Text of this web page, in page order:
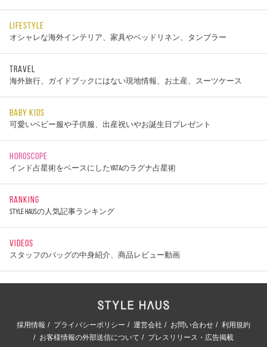
LIFESTYLE
オシャレな海外インテリア、家具やベッドリネン、タンブラー
TRAVEL
海外旅行、ガイドブックにはない現地情報、お土産、スーツケース
BABY KIDS
可愛いベビー服や子供服、出産祝いやお誕生日プレゼント
HOROSCOPE
インド占星術をベースにしたYATAのラグナ占星術
RANKING
STYLE HAUSの人気記事ランキング
VIDEOS
スタッフのバッグの中身紹介、商品レビュー動画
採用情報 プライバシーポリシー 運営会社 お問い合わせ
利用規約
お客様情報の外部送信について
プレスリリース・広告掲載